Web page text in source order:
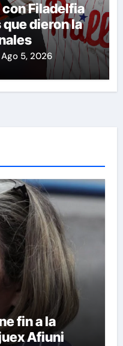
Filadelfia
dieron la
Ago 5, 2026
fin a la
Afiuni